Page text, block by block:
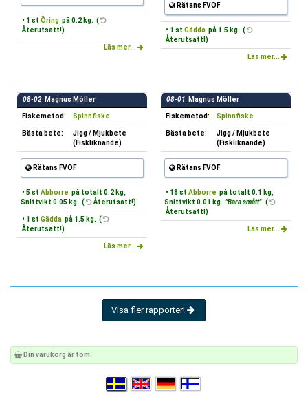
• 1 st Öring på 0.2 kg. (
Återutsatt!)
Läs mer...
Rätans FVOF
• 1 st Gädda på 1.5 kg. (
Återutsatt!)
Läs mer...
08-02 Magnus Möller
Fiskemetod: Spinnfiske
Bästa bete:
Jigg / Mjukbete
(Fiskliknande)
Rätans FVOF
• 5 st Abborre på totalt 0.2 kg,
Snittvikt 0.05 kg. (
Återutsatt!)
• 1 st Gädda på 1.5 kg. (
Återutsatt!)
Läs mer...
08-01 Magnus Möller
Fiskemetod: Spinnfiske
Bästa bete:
Jigg / Mjukbete
(Fiskliknande)
Rätans FVOF
• 18 st Abborre på totalt 0.1 kg,
Snittvikt 0.01 kg. "Bara smått" (
Återutsatt!)
Läs mer...
Visa fler rapporter!
Din varukorg är tom.